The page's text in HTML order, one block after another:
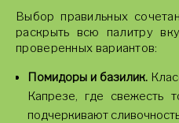
Выбор правильных
раскрыть всю палитру
проверенных вариантов:
Помидоры и базилик.
Капрезе, где свежесть
подчеркивают